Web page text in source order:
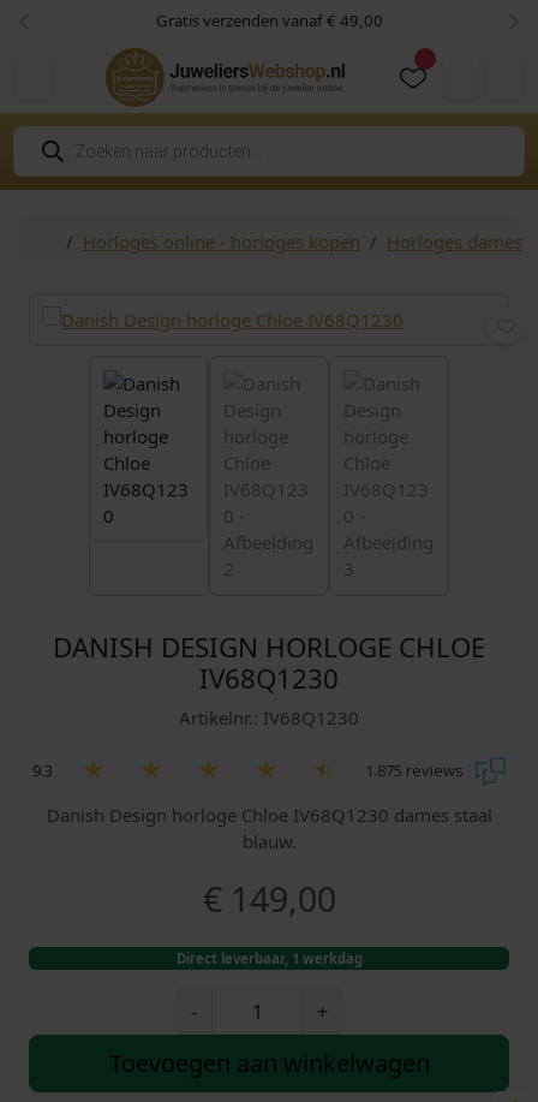
Skip to content
Skip to footer Gratis verzenden vanaf € 49,00
Vorige
P
o
d
HomeHorloges online - horloges kopen Horloges dames
DANISH DESIGN HORLOGE CHLOE
IV68Q1230
Artikelnr.: IV68Q1230
9.3 1.875 reviews
Danish Design horloge Chloe IV68Q1230 dames staal
blauw.
€149,00
Direct leverbaar, 1 werkdag
-
n
+
Toevoegen aan winkelwagen